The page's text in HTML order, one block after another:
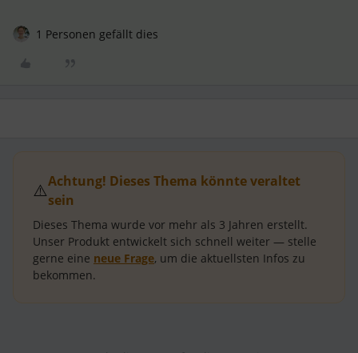
1 Personen gefällt dies
⚠️Achtung! Dieses Thema könnte veraltet
sein
Dieses Thema wurde vor mehr als 3 Jahren erstellt.
Unser Produkt entwickelt sich schnell weiter — stelle
gerne eine neue Frage, um die aktuellsten Infos zu
bekommen.